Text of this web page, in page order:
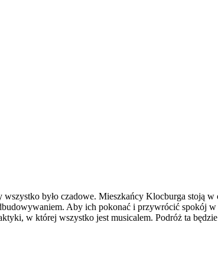
było czadowe. Mieszkańcy Klocburga stoją
Aby ich pokonać i przywrócić spokój
w której wszystko jest musicalem. Podróż ta